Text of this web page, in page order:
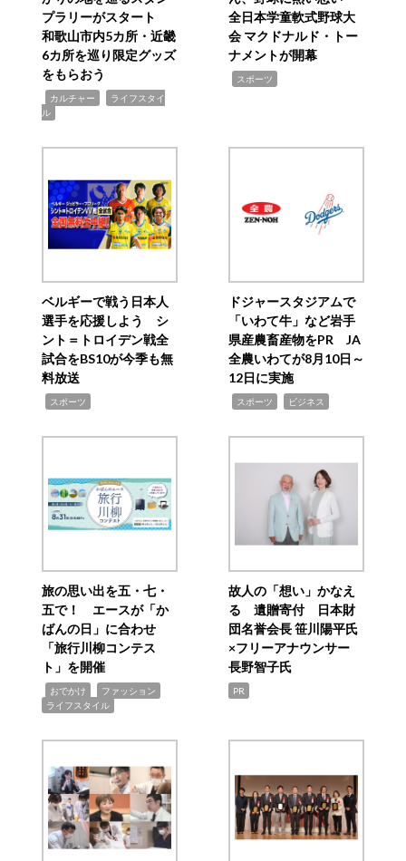
プラリーがスタート
和歌山市内5カ所・近畿
6カ所を巡り限定グッズ
をもらおう
カルチャー
ライフスタイ
ル
全日本学童軟式野球大
会 マクドナルド・トー
ナメントが開幕
スポーツ
ベルギーで戦う日本人
選手を応援しよう シ
ント＝トロイデン戦全
試合をBS10が今季も無
料放送
スポーツ
ドジャースタジアムで
「いわて牛」など岩手
県産農畜産物をPR JA
全農いわてが8月10日～
12日に実施
スポーツ ビジネス
旅の思い出を五・七・
五で！ エースが「か
ばんの日」に合わせ
「旅行川柳コンテス
ト」を開催
おでかけ ファッション
ライフスタイル
故人の「想い」かなえ
る 遺贈寄付 日本財
団名誉会長 笹川陽平氏
×フリーアナウンサー
長野智子氏
PR